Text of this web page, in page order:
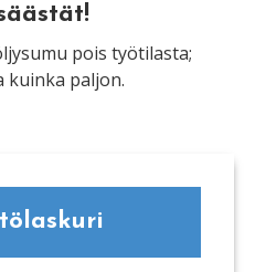
pois työtilasta;
kuinka paljon.